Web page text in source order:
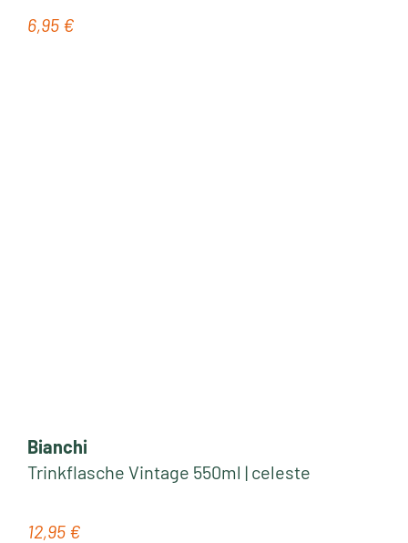
Regulärer Preis:
6,95 €
Bianchi
Trinkflasche Vintage 550ml | celeste
Regulärer Preis:
12,95 €